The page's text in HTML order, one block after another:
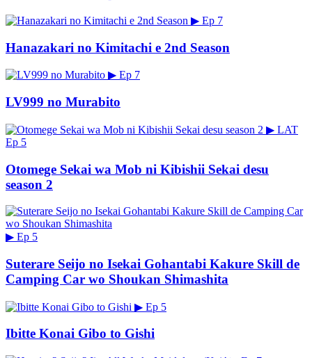
▶ Ep 7
Hanazakari no Kimitachi e 2nd Season
▶ Ep 7
LV999 no Murabito
▶ LAT
Ep 5
Otomege Sekai wa Mob ni Kibishii Sekai desu
season 2
▶ Ep 5
Suterare Seijo no Isekai Gohantabi Kakure Skill de
Camping Car wo Shoukan Shimashita
▶ Ep 5
Ibitte Konai Gibo to Gishi